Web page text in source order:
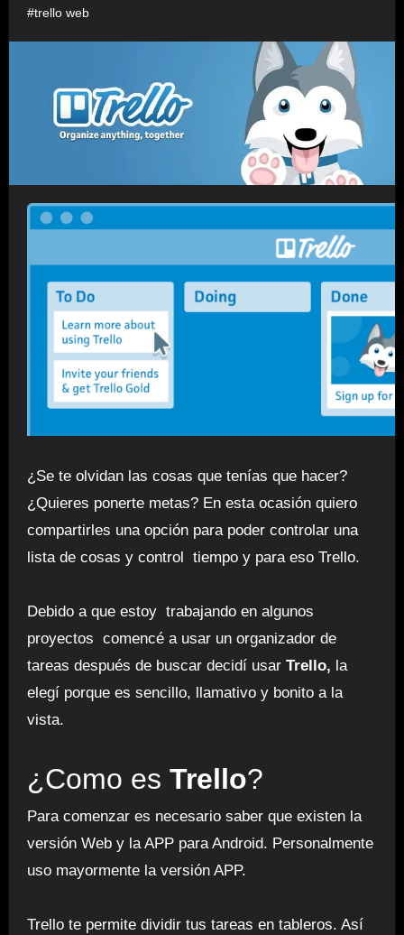
#trello web
¿Se te olvidan las cosas que tenías que hacer?
¿Quieres ponerte metas? En esta ocasión quiero
compartirles una opción para poder controlar una
lista de cosas y control tiempo y para eso Trello.
Debido a que estoy trabajando en algunos
proyectos comencé a usar un organizador de
tareas después de buscar decidí usar Trello, la
elegí porque es sencillo, llamativo y bonito a la
vista.
¿Como es Trello?
Para comenzar es necesario saber que existen la
versión Web y la APP para Android. Personalmente
uso mayormente la versión APP.
Trello te permite dividir tus tareas en tableros. Así